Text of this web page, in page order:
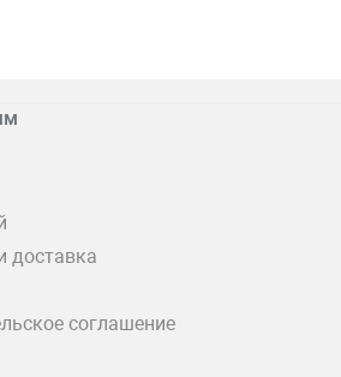
доставка
соглашение